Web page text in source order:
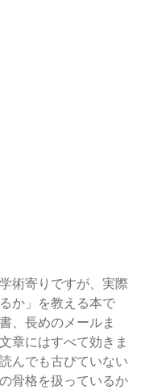
術寄りですが、実際
か」を教える本で
、長めのメールま
章にはすべて効きま
んでも古びていない
骨格を扱っているか